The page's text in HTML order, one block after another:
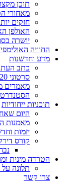
תוכן
מאחורי
חזקים
האולפן
יושרה
החוויה
מדע וחדשנות
כתב העת
סרטוני 120 שניות
מאמרים
הסטנדרט
תוכניות ייחודיות
היום
מאמנות
יזמות
קורס
הטרדה מינית
תלונה
צרו קשר